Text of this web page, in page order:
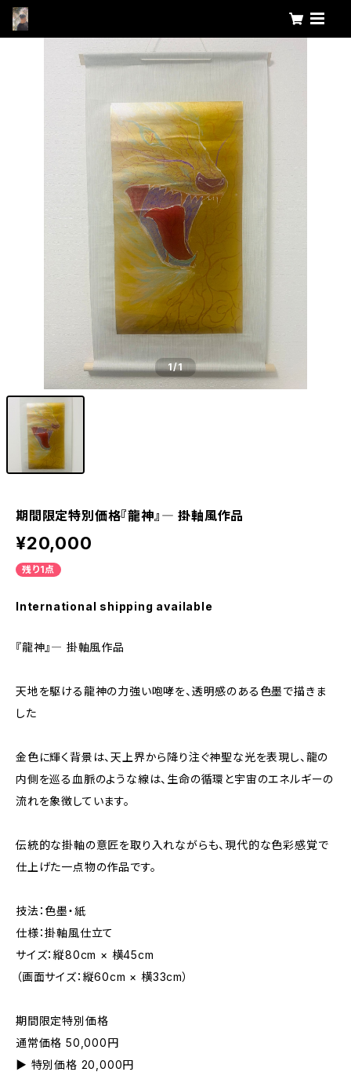
1/1
期間限定特別価格『龍神』― 掛軸風作品
¥20,000
残り1点
International shipping available
『龍神』― 掛軸風作品
天地を駆ける龍神の力強い咆哮を、透明感のある色墨で描きま
した
金色に輝く背景は、天上界から降り注ぐ神聖な光を表現し、龍の
内側を巡る血脈のような線は、生命の循環と宇宙のエネルギーの
流れを象徴しています。
伝統的な掛軸の意匠を取り入れながらも、現代的な色彩感覚で
仕上げた一点物の作品です。
技法：色墨・紙
仕様：掛軸風仕立て
サイズ：縦80cm × 横45cm
（画面サイズ：縦60cm × 横33cm）
期間限定特別価格
通常価格 50,000円
▶ 特別価格 20,000円